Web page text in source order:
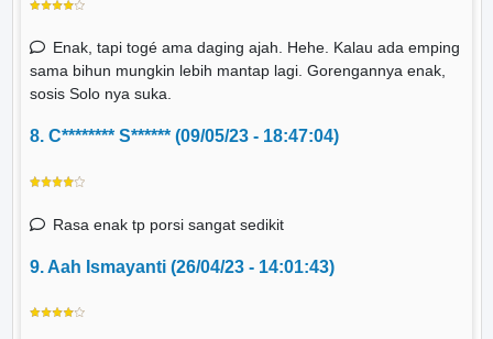
Enak, tapi togé ama daging ajah. Hehe. Kalau ada emping
sama bihun mungkin lebih mantap lagi. Gorengannya enak,
sosis Solo nya suka.
8. C******** S****** (09/05/23 - 18:47:04)
Rasa enak tp porsi sangat sedikit
9. Aah Ismayanti (26/04/23 - 14:01:43)